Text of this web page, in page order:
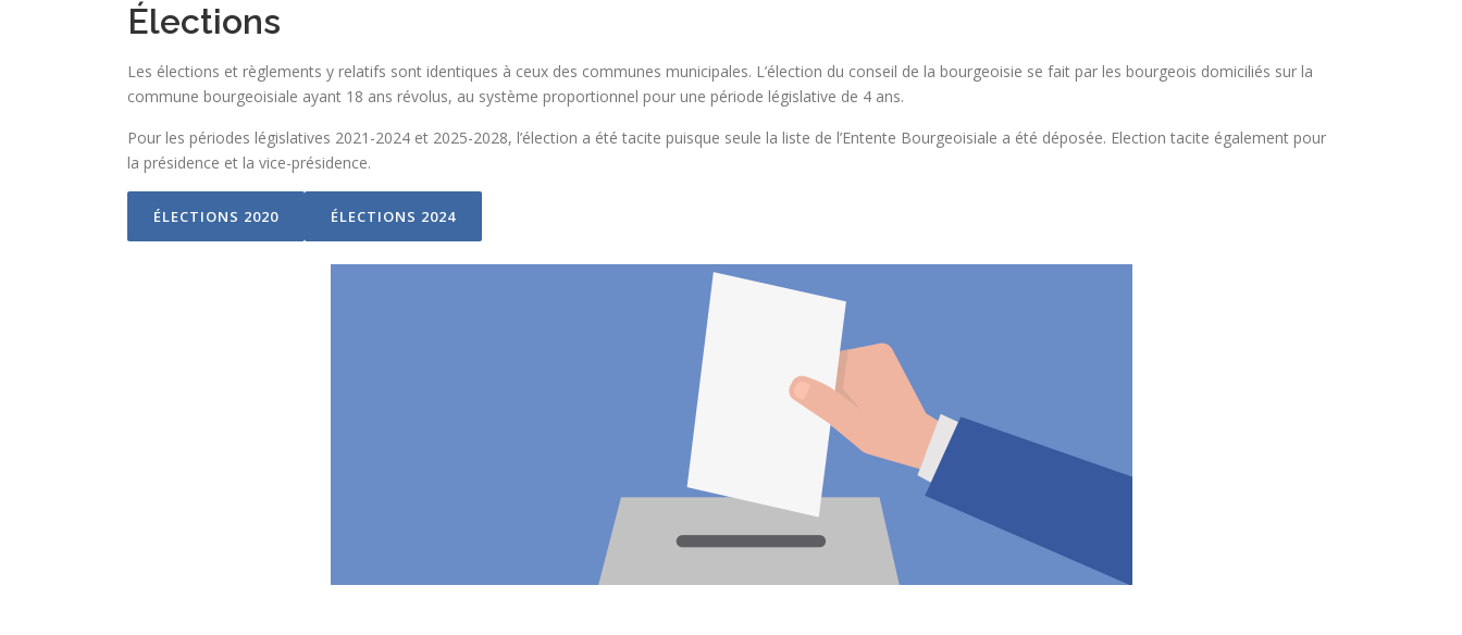
Élections
Les élections et règlements y relatifs sont identiques à ceux des communes municipales. L’élection du conseil de la bourgeoisie se fait par les bourgeois domiciliés sur la
commune bourgeoisiale ayant 18 ans révolus, au système proportionnel pour une période législative de 4 ans.
Pour les périodes législatives 2021-2024 et 2025-2028, l’élection a été tacite puisque seule la liste de l’Entente Bourgeoisiale a été déposée. Election tacite également pour
la présidence et la vice-présidence.
ÉLECTIONS 2020 ÉLECTIONS 2024